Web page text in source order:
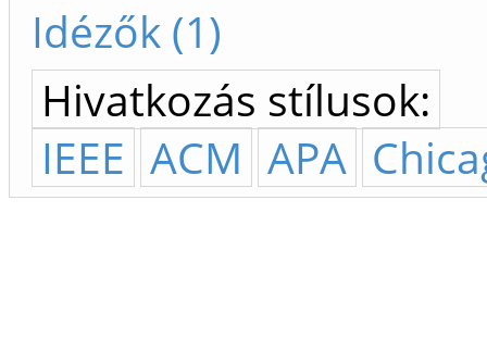
Idézők (1)
Hivatkozás stílusok:
IEEE ACM APA